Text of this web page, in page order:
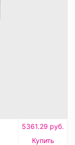
5361.29 руб.
Купить